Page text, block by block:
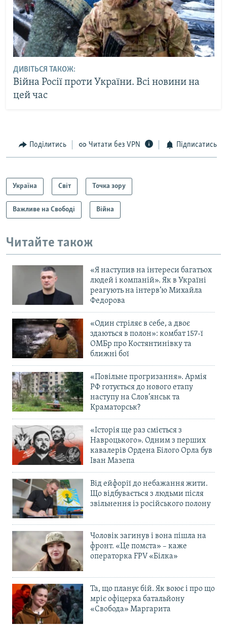
ДИВІТЬСЯ ТАКОЖ:
Війна Росії проти України. Всі новини на
цей час
Поділитись Читати без VPN Підписатись
Україна Світ Точка зору
Важливе на Свободі Війна
Читайте також
«Я наступив на інтереси багатьох
людей і компаній». Як в Україні
реагують на інтерв’ю Михайла
Федорова
«Один стріляє в себе, а двоє
здаються в полон»: комбат 157-ї
ОМБр про Костянтинівку та
ближні бої
«Повільне прогризання». Армія
РФ готується до нового етапу
наступу на Слов’янськ та
Краматорськ?
«Історія ще раз сміється з
Навроцького». Одним з перших
кавалерів Ордена Білого Орла був
Іван Мазепа
Від ейфорії до небажання жити.
Що відбувається з людьми після
звільнення із російського полону
Чоловік загинув і вона пішла на
фронт. «Це помста» – каже
операторка FPV «Білка»
Та, що планує бій. Як воює і про що
мріє офіцерка батальйону
«Свобода» Маргарита